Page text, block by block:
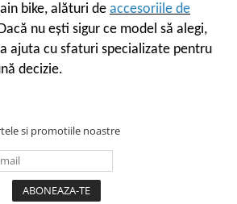
dama
copii
bike, alături de accesoriile de
nu ești sigur ce model să alegi,
ajuta cu sfaturi specializate pentru
decizie.
si promotiile noastre